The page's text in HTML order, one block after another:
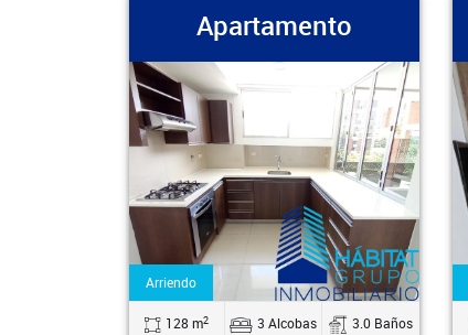
Apartamento
Arriendo
154 m2 4 Alcobas 3.0 Baños